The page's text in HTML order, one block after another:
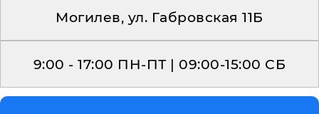
Могилев, ул. Габровская 11Б
9:00 - 17:00 ПН-ПТ | 09:00-15:00 СБ